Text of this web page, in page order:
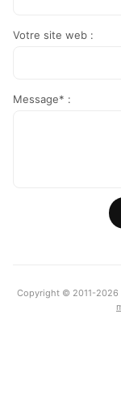
Votre site web :
Message* :
Copyright © 2011-2026